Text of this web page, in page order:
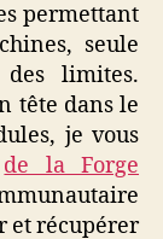
permettant
seule
limites.
tête dans le
je vous
de la Forge
et récupérer